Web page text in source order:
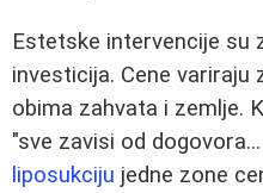
Estetske intervencije su
investicija. Cene variraju
obima zahvata i zemlje.
"sve zavisi od
liposukciju jedne zone